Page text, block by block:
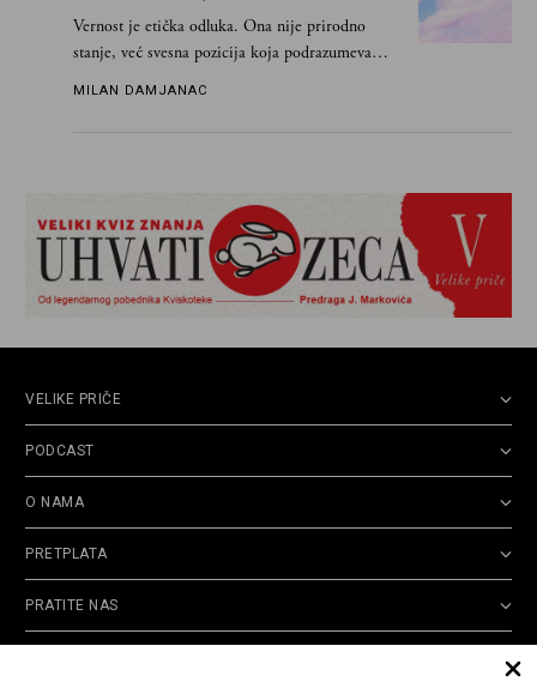
Vernost je etička odluka. Ona nije prirodno
stanje, već svesna pozicija koja podrazumeva
MILAN DAMJANAC
VELIKE PRIČE
PODCAST
O NAMA
PRETPLATA
PRATITE NAS